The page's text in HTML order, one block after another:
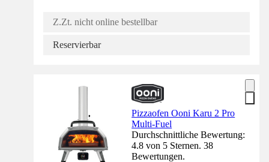
Z.Zt. nicht online bestellbar
Reservierbar
Pizzaofen Ooni Karu 2 Pro
Multi-Fuel
Durchschnittliche Bewertung:
4.8 von 5 Sternen. 38
Bewertungen.